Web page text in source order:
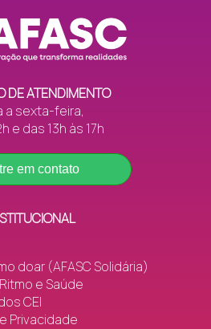
DE ATENDIMENTO
a sexta-feira,
e das 13h às 17h
em contato
doar (AFASC Solidária)
e Saúde
CEI
Privacidade